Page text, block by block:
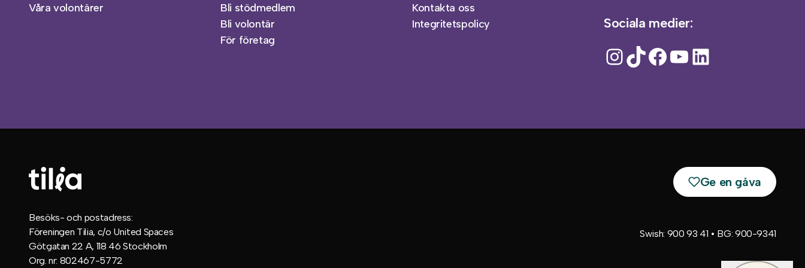
Våra volontärer
Bli stödmedlem
Bli volontär
För företag
Kontakta oss
Integritetspolicy
Sociala medier:
Instagram
TikTok
Facebook
YouTube
LinkedIn
Besöks- och postadress:
Föreningen Tilia, c/o United Spaces
Götgatan 22 A, 118 46 Stockholm
Org. nr: 802467-5772
Ge en gåva
Swish: 900 93 41 • BG: 900-9341